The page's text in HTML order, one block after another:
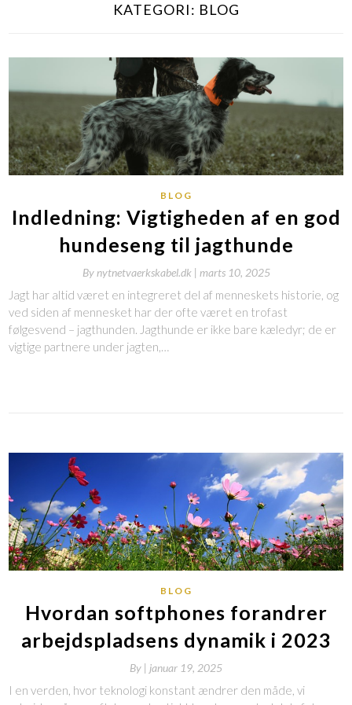
KATEGORI: BLOG
BLOG
Indledning: Vigtigheden af en god
hundeseng til jagthunde
Bynytnetvaerkskabel.dk | marts 10, 2025
Jagt har altid været en integreret del af menneskets historie, og
ved siden af mennesket har der ofte været en trofast
følgesvend – jagthunden. Jagthunde er ikke bare kæledyr; de er
vigtige partnere under jagten,…
BLOG
Hvordan softphones forandrer
arbejdspladsens dynamik i 2023
By | januar 19, 2025
I en verden, hvor teknologi konstant ændrer den måde, vi